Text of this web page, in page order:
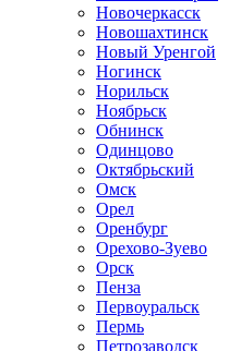
Новочеркасск
Новошахтинск
Новый Уренгой
Ногинск
Норильск
Ноябрьск
Обнинск
Одинцово
Октябрьский
Омск
Орел
Оренбург
Орехово-Зуево
Орск
Пенза
Первоуральск
Пермь
Петрозаводск